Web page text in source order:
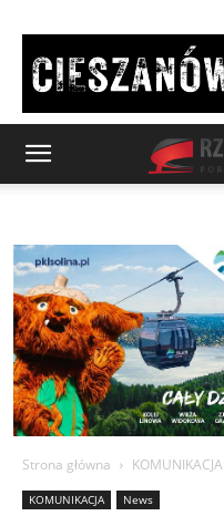
Strona główna KOMUNIKACJA
KOMUNIKACJA News